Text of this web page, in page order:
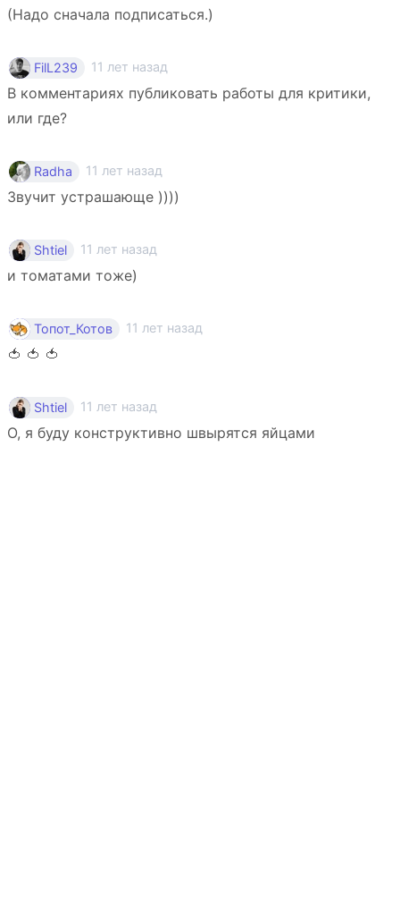
(Надо сначала подписаться.)
FilL239 11 лет назад
В комментариях публиковать работы для критики,
или где?
Radha 11 лет назад
Звучит устрашающе ))))
Shtiel 11 лет назад
и томатами тоже)
Топот_Котов 11 лет назад
🍅 🍅 🍅
Shtiel 11 лет назад
О, я буду конструктивно швырятся яйцами